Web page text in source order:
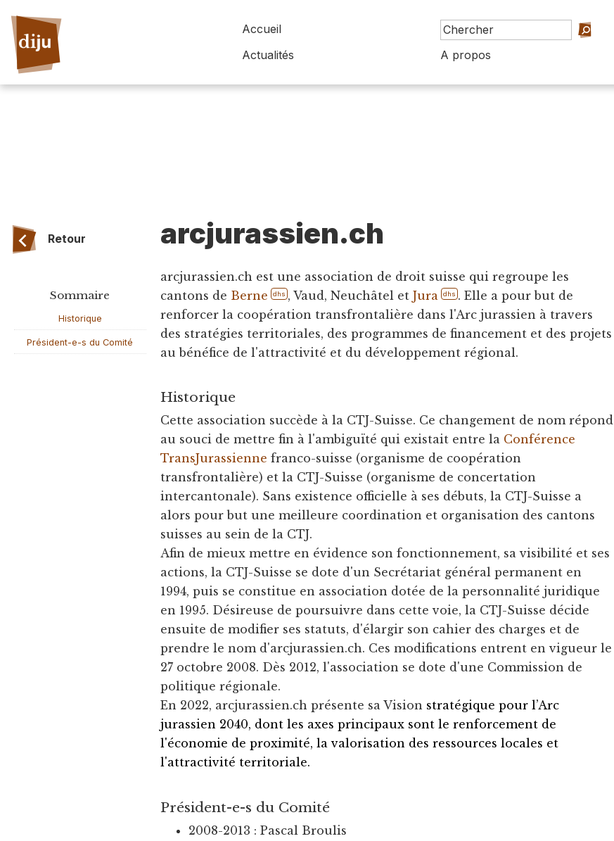
Accueil
Actualités
A propos
Retour arcjurassien.ch
Sommaire
Historique
Président-e-s du Comité
arcjurassien.ch est une association de droit suisse qui regroupe les
cantons de Berne dhs , Vaud, Neuchâtel etJura dhs . Elle a pour but de
renforcer la coopération transfrontalière dans l'Arc jurassien à travers
des stratégies territoriales, des programmes de financement et des projets
au bénéfice de l'attractivité et du développement régional.
Historique
Cette association succède à la CTJ-Suisse. Ce changement de nom répond
au souci de mettre fin à l'ambiguïté qui existait entre la Conférence
TransJurassienne franco-suisse (organisme de coopération
transfrontalière) et la CTJ-Suisse (organisme de concertation
intercantonale). Sans existence officielle à ses débuts, la CTJ-Suisse a
alors pour but une meilleure coordination et organisation des cantons
suisses au sein de la CTJ.
Afin de mieux mettre en évidence son fonctionnement, sa visibilité et ses
actions, la CTJ-Suisse se dote d'un Secrétariat général permanent en
1994, puis se constitue en association dotée de la personnalité juridique
en 1995. Désireuse de poursuivre dans cette voie, la CTJ-Suisse décide
ensuite de modifier ses statuts, d'élargir son cahier des charges et de
prendre le nom d'arcjurassien.ch. Ces modifications entrent en vigueur le
27 octobre 2008. Dès 2012, l'association se dote d'une Commission de
politique régionale.
En 2022, arcjurassien.ch présente sa Vision stratégique pour l’Arc
jurassien 2040, dont les axes principaux sont le renforcement de
l'économie de proximité, la valorisation des ressources locales et
l'attractivité territoriale.
Président-e-s du Comité
2008-2013 : Pascal Broulis